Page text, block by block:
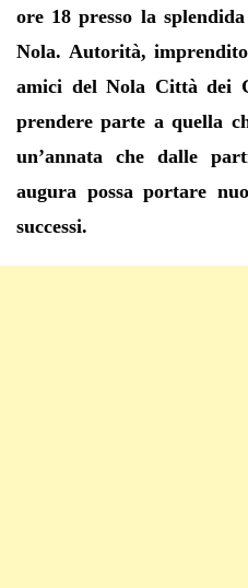
ore 18 presso la
Nola. Autorità,
amici del Nola Città dei
prendere parte a quella
un’annata che dalle
augura possa portare
successi.